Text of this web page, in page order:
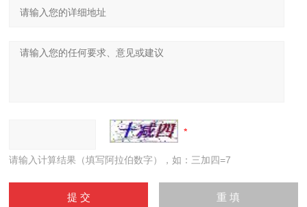
请输入计算结果（填写阿拉伯数字），如：三加四=7